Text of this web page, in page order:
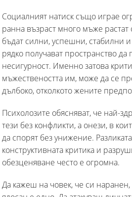
Социалният натиск също играе
ранна възраст много мъже растат
бъдат силни, успешни, стабилни
рядко получават пространство да
несигурност. Именно затова
мъжествеността им, може да се
дълбоко, отколкото жените
Психолозите обясняват, че най-
тези без конфликти, а онези, в
да спорят без унижение.
конструктивната критика и
обезценяване често е огромна.
Да кажеш на човек, че си